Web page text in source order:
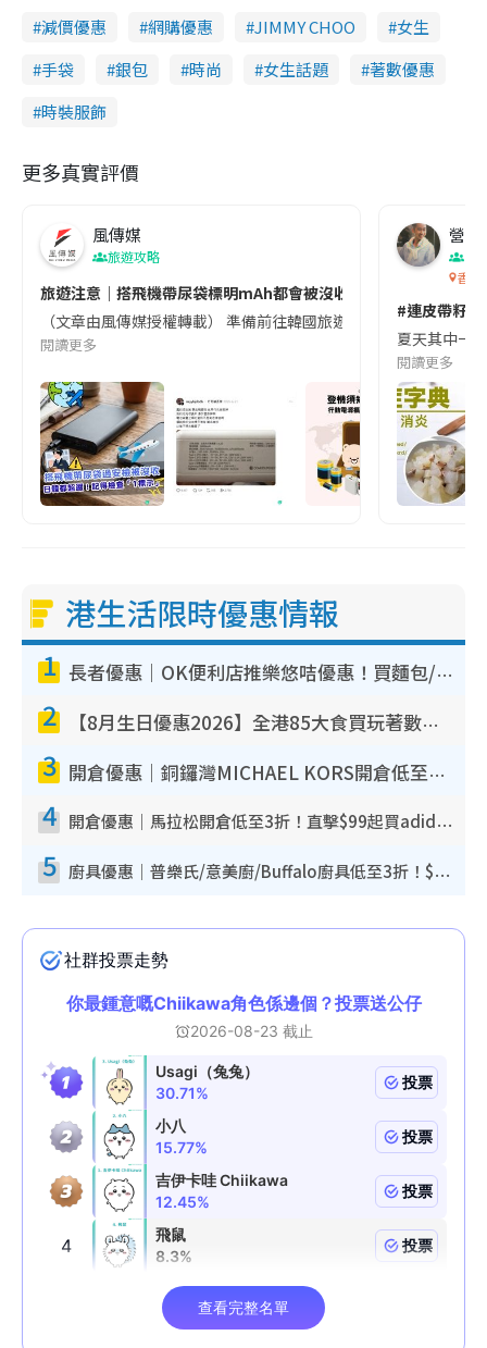
減價優惠 網購優惠 JIMMY CHOO
女生
手袋
銀包 時尚 女生話題
著數優惠
時裝服飾
更多真實評價
風傳媒
旅遊攻略
旅遊注意｜搭飛機帶尿袋標明mAh都會被沒收😱出發前切記檢查
（文章由風傳媒授權轉載） 準備前往韓國旅遊的民眾，近期要
閱讀更多
營養
香港
#連皮帶籽
夏天其中一
閱讀更多
港生活限時優惠情報
1 長者優惠｜OK便利店推樂悠咭優惠！買麵包/牛奶/保健品拍卡即減
2 【8月生日優惠2026】全港85大食買玩著數攻略 自助餐/火鍋放題同行免費＋誠品/DONKI送現金券
3 開倉優惠｜銅鑼灣MICHAEL KORS開倉低至17折！直擊$500起買手袋/銀包/鞋款 必買經典Jet Set系列
4 開倉優惠｜馬拉松開倉低至3折！直擊$99起買adidas／New Balance／Puma鞋款 STANLEY保溫杯劈價至$119起
5 廚具優惠｜普樂氏/意美廚/Buffalo廚具低至3折！$89起買煎鍋／炒鑊／個人鍋 同場小家電激減至$99起